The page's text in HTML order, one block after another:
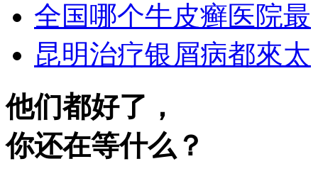
全国哪个牛皮癣医院最
昆明治疗银屑病都來太
他们都好了，
你还在等什么？